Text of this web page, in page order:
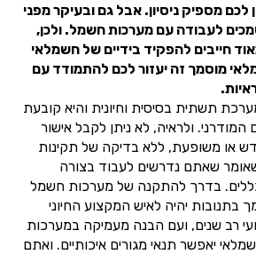
מספיק ניסיון. אבל גם ובעיקר מפני
לעבודה עם מערכות חשמל. ולכן,
חייבים להפקיד בידיים של חשמלאי
מוסמך זה יעזור לכם להתמודד עם
תשתית בסיסית וחיונית והיא קובעת
ולראיה, לא ניתן לקבל אישור
או משופעת, ללא בדיקה של תקינות
שאתם נדרשים לעבוד בצורה
בדרך להתקנה של מערכות חשמל
יהיה לאיש המקצוע החיוני
רב שנים, ועם הבנה מעמיקה במערכות
יאפשר תנאי מגורים איכותיים. ואתם